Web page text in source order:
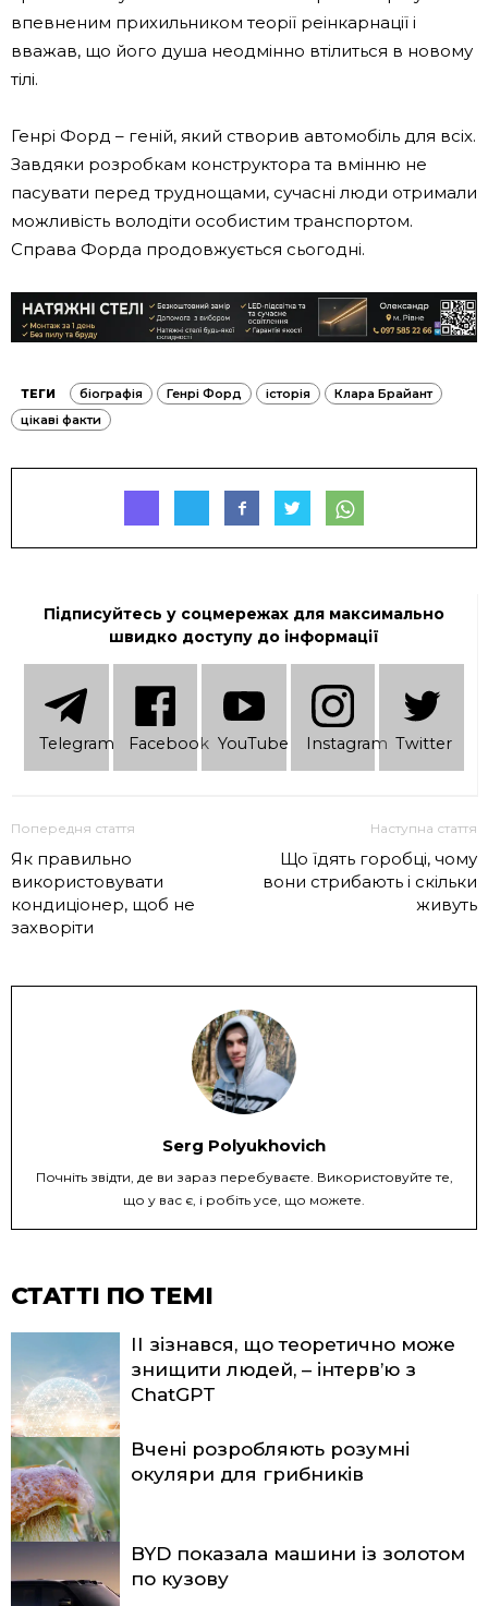
впевненим прихильником теорії реінкарнації і
вважав, що його душа неодмінно втілиться в новому
тілі.
Генрі Форд – геній, який створив автомобіль для всіх.
Завдяки розробкам конструктора та вмінню не
пасувати перед труднощами, сучасні люди отримали
можливість володіти особистим транспортом.
Справа Форда продовжується сьогодні.
ТЕГИ біографія Генрі Форд історія
Клара Брайант
цікаві факти
Підписуйтесь у соцмережах для максимально
швидко доступу до інформації
Telеgram Facebook YouTube Instagram Twitter
Попередня стаття
Як правильно
використовувати
кондиціонер, щоб не
захворіти
Наступна стаття
Що їдять горобці, чому
вони стрибають і скільки
живуть
Serg Polyukhovich
Почніть звідти, де ви зараз перебуваєте. Використовуйте те,
що у вас є, і робіть усе, що можете.
СТАТТІ ПО ТЕМІ
ІІ зізнався, що теоретично може
знищити людей, – інтерв’ю з
ChatGPT
Вчені розробляють розумні
окуляри для грибників
BYD показала машини із золотом
по кузову